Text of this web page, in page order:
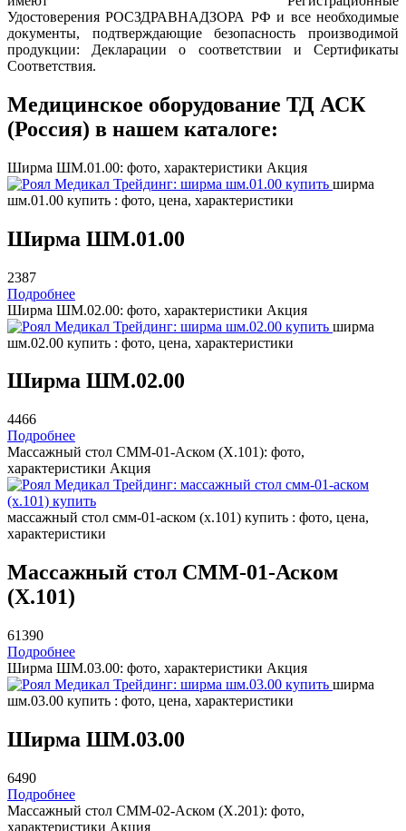
Удостоверения РОСЗДРАВНАДЗОРА РФ и все необходимые
документы, подтверждающие безопасность производимой
продукции: Декларации о соответствии и Сертификаты
Соответствия.
Медицинское оборудование ТД АСК
(Россия) в нашем каталоге:
Ширма ШМ.01.00: фото, характеристики Акция
ширма
шм.01.00 купить : фото, цена, характеристики
Ширма ШМ.01.00
2387
Подробнее
Ширма ШМ.02.00: фото, характеристики Акция
ширма
шм.02.00 купить : фото, цена, характеристики
Ширма ШМ.02.00
4466
Подробнее
Массажный стол СММ-01-Аском (Х.101): фото,
характеристики Акция
массажный стол смм-01-аском (х.101) купить : фото, цена,
характеристики
Массажный стол СММ-01-Аском
(Х.101)
61390
Подробнее
Ширма ШМ.03.00: фото, характеристики Акция
ширма
шм.03.00 купить : фото, цена, характеристики
Ширма ШМ.03.00
6490
Подробнее
Массажный стол СММ-02-Аском (Х.201): фото,
характеристики Акция